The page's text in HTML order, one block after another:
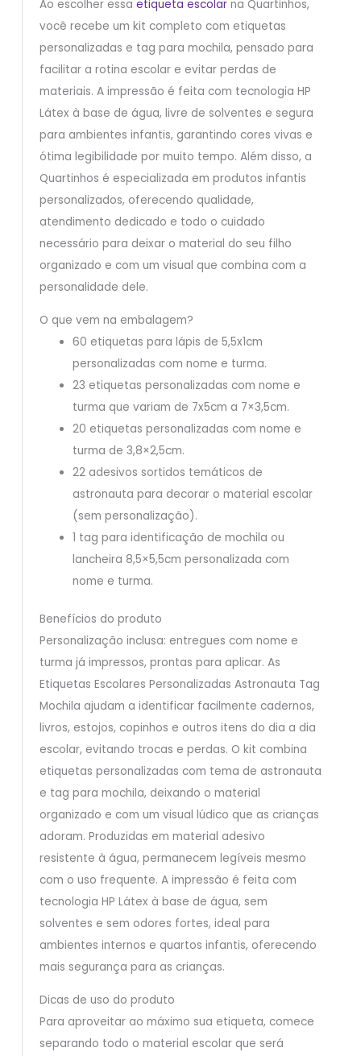
Ao escolher essa etiqueta escolarna Quartinhos,
você recebe um kit completo com etiquetas
personalizadas e tag para mochila, pensado para
facilitar a rotina escolar e evitar perdas de
materiais. A impressão é feita com tecnologia HP
Látex à base de água, livre de solventes e segura
para ambientes infantis, garantindo cores vivas e
ótima legibilidade por muito tempo. Além disso, a
Quartinhos é especializada em produtos infantis
personalizados, oferecendo qualidade,
atendimento dedicado e todo o cuidado
necessário para deixar o material do seu filho
organizado e com um visual que combina com a
personalidade dele.
O que vem na embalagem?
60 etiquetas para lápis de 5,5x1cm
personalizadas com nome e turma.
23 etiquetas personalizadas com nome e
turma que variam de 7x5cm a 7×3,5cm.
20 etiquetas personalizadas com nome e
turma de 3,8×2,5cm.
22 adesivos sortidos temáticos de
astronauta para decorar o material escolar
(sem personalização).
1 tag para identificação de mochila ou
lancheira 8,5×5,5cm personalizada com
nome e turma.
Benefícios do produto
Personalização inclusa: entregues com nome e
turma já impressos, prontas para aplicar. As
Etiquetas Escolares Personalizadas Astronauta Tag
Mochila ajudam a identificar facilmente cadernos,
livros, estojos, copinhos e outros itens do dia a dia
escolar, evitando trocas e perdas. O kit combina
etiquetas personalizadas com tema de astronauta
e tag para mochila, deixando o material
organizado e com um visual lúdico que as crianças
adoram. Produzidas em material adesivo
resistente à água, permanecem legíveis mesmo
com o uso frequente. A impressão é feita com
tecnologia HP Látex à base de água, sem
solventes e sem odores fortes, ideal para
ambientes internos e quartos infantis, oferecendo
mais segurança para as crianças.
Dicas de uso do produto
Para aproveitar ao máximo sua etiqueta, comece
separando todo o material escolar que será